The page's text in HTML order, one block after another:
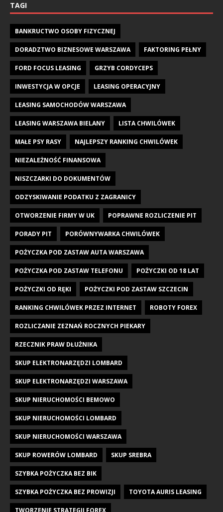
TAGI
BANKRUCTWO OSOBY FIZYCZNEJ
DORADZTWO BIZNESOWE WARSZAWA FAKTORING PEŁNY
FORD FOCUS LEASING GRZYB CORDYCEPS
INWESTYCJA W OPCJE LEASING OPERACYJNY
LEASING SAMOCHODÓW WARSZAWA
LEASING WARSZAWA BIELANY LISTA CHWILÓWEK
MAŁE PSY RASY NAJLEPSZY RANKING CHWILÓWEK
NIEZALEŻNOŚĆ FINANSOWA
NISZCZARKI DO DOKUMENTÓW
ODZYSKIWANIE PODATKU Z ZAGRANICY
OTWORZENIE FIRMY W UK POPRAWNE ROZLICZENIE PIT
PORADY PIT PORÓWNYWARKA CHWILÓWEK
POŻYCZKA POD ZASTAW AUTA WARSZAWA
POŻYCZKA POD ZASTAW TELEFONU POŻYCZKI OD 18 LAT
POŻYCZKI OD RĘKI POŻYCZKI POD ZASTAW SZCZECIN
RANKING CHWILÓWEK PRZEZ INTERNET ROBOTY FOREX
ROZLICZANIE ZEZNAŃ ROCZNYCH PIEKARY
RZECZNIK PRAW DŁUŻNIKA
SKUP ELEKTRONARZĘDZI LOMBARD
SKUP ELEKTRONARZĘDZI WARSZAWA
SKUP NIERUCHOMOŚCI BEMOWO
SKUP NIERUCHOMOŚCI LOMBARD
SKUP NIERUCHOMOŚCI WARSZAWA
SKUP ROWERÓW LOMBARD SKUP SREBRA
SZYBKA POŻYCZKA BEZ BIK
SZYBKA POŻYCZKA BEZ PROWIZJI TOYOTA AURIS LEASING
TWORZENIE STRATEGII FOREX